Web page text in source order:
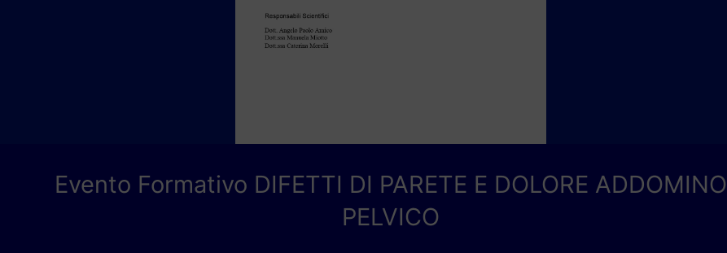
Evento Formativo DIFETTI DI PARETE E DOLORE ADDOMINO
PELVICO